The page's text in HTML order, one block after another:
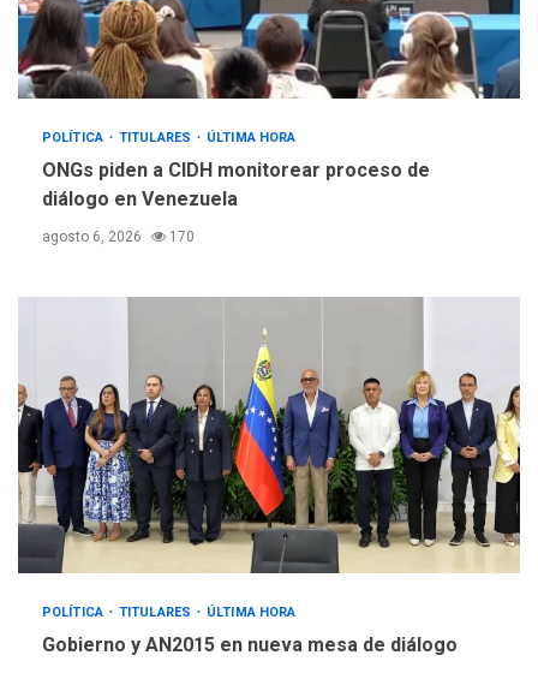
POLÍTICA TITULARES ÚLTIMA HORA
ONGs piden a CIDH monitorear proceso de
diálogo en Venezuela
agosto 6, 2026 170
POLÍTICA TITULARES ÚLTIMA HORA
Gobierno y AN2015 en nueva mesa de diálogo